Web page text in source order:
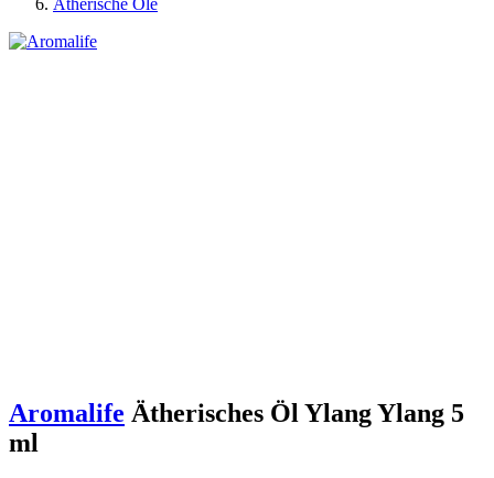
Ätherische Öle
Aromalife Ätherisches Öl Ylang Ylang 5
ml